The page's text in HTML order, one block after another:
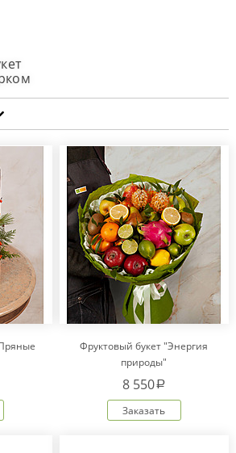
Фруктовый букет "Энергия
природы"
8 550a
Заказать